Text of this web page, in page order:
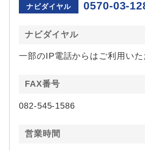
ナビダイヤル 0570-03-
ナビダイヤル
一部のIP電話からはご利用いた
FAX番号
082-545-1586
営業時間